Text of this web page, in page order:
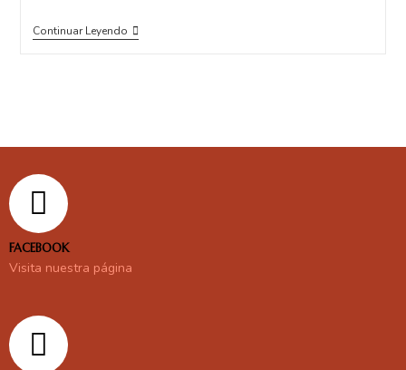
Continuar Leyendo
FACEBOOK
Visita nuestra página